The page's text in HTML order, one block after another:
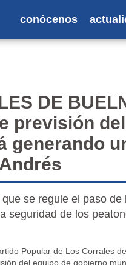
conócenos
DE
previsión
generando
se regule el paso
seguridad de los
Popular de Los Corrales
del equipo de gobierno